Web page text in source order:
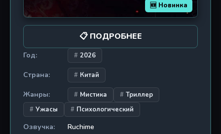
головоломки и неожиданные повороты сюжета,
которые держат в напряжении до последней
минуты. Приготовьтесь к путешествию, где
реальность — лишь ширма, а истина скрыта за
Звёздными вратами.
🆕 Новинка
📋 ПОДРОБНЕЕ
Год: 2026
Страна: Китай
Жанры: Мистика
Триллер
Ужасы
Психологический
Озвучка:
Ruchime